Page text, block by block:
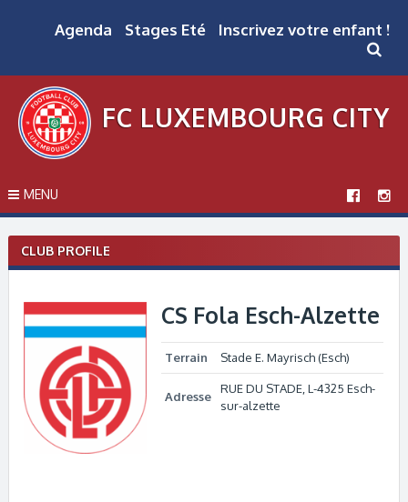
Agenda Stages Eté Inscrivez votre enfant !
FC LUXEMBOURG CITY
MENU
CLUB PROFILE
CS Fola Esch-Alzette
Terrain Stade E. Mayrisch (Esch)
Adresse
RUE DU STADE, L-4325 Esch-
sur-alzette